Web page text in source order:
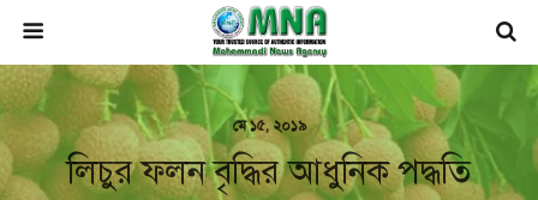
মে ১৫, ২০১৯
লিচুর ফলন বৃদ্ধির আধুনিক পদ্ধতি